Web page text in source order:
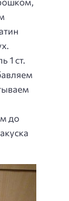
1 ст.
до